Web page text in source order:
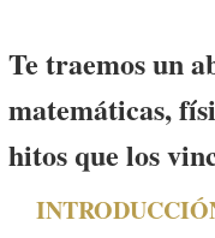
Te traemos un
matemáticas,
hitos que los
INTRODUCCIÓN